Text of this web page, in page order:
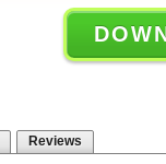
Reviews